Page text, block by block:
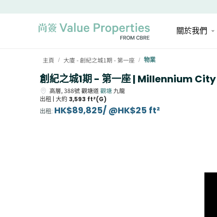
關於我們
主頁 / 大廈 - 創紀之城1期 - 第一座 / 物業
創紀之城1期 - 第一座 | Millennium
高層,388號觀塘道觀塘 九龍
出租 | 大約 3,593 ft²(G)
出租: HK$89,825/ @HK$25 ft²